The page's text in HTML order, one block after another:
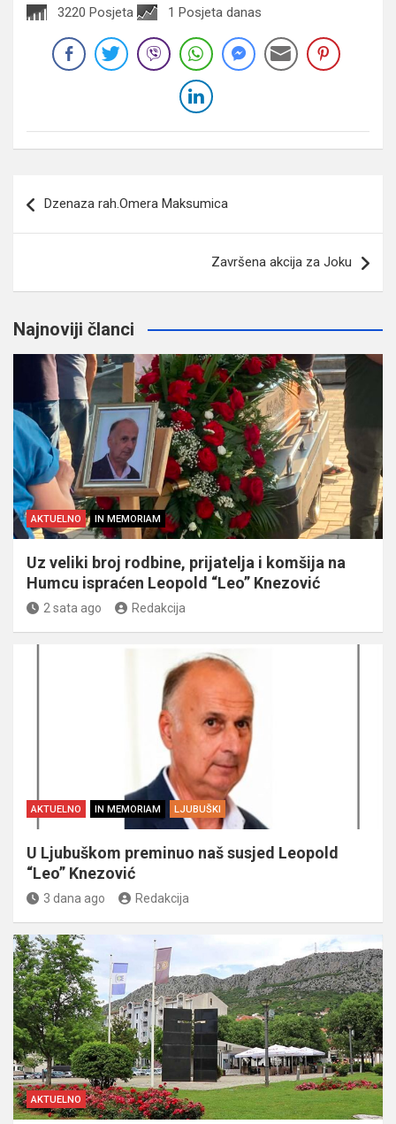
3220 Posjeta 1 Posjeta danas
članaka
Dzenaza rah.Omera Maksumica
Završena akcija za Joku
Najnoviji članci
AKTUELNO IN MEMORIAM
Uz veliki broj rodbine, prijatelja i komšija na
Humcu ispraćen Leopold “Leo” Knezović
2 sata ago Redakcija
AKTUELNO IN MEMORIAM LJUBUŠKI
U Ljubuškom preminuo naš susjed Leopold
“Leo” Knezović
3 dana ago Redakcija
AKTUELNO